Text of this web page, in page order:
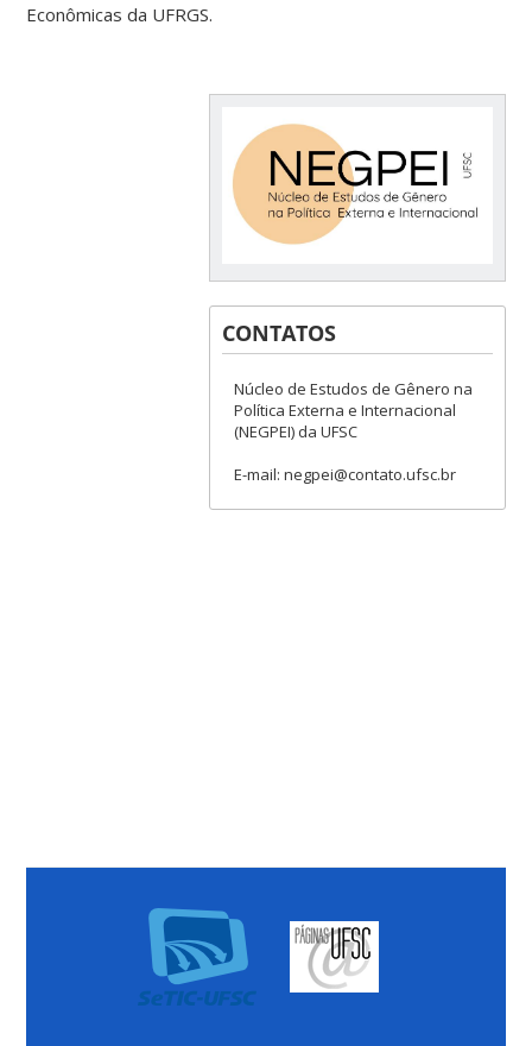
Econômicas da UFRGS.
CONTATOS
Núcleo de Estudos de Gênero na
Política Externa e Internacional
(NEGPEI) da UFSC
E-mail: negpei@contato.ufsc.br